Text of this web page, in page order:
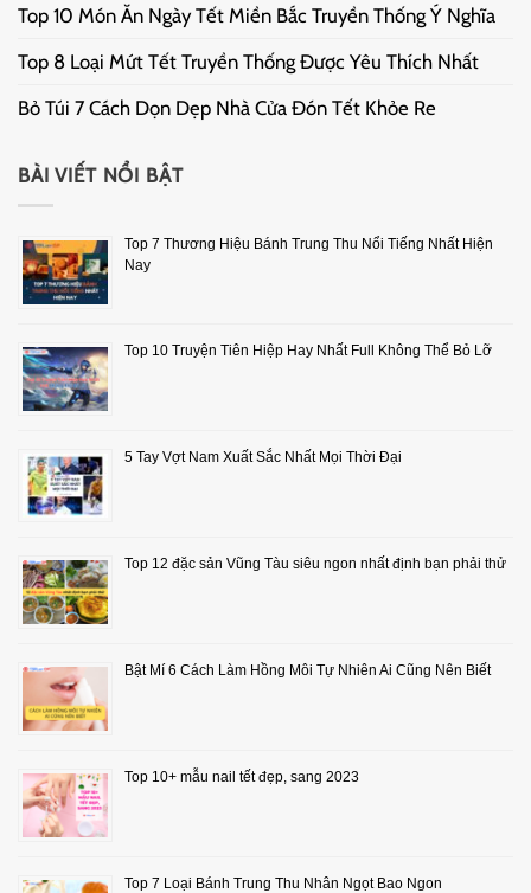
Top 10 Món Ăn Ngày Tết Miền Bắc Truyền Thống Ý Nghĩa
Top 8 Loại Mứt Tết Truyền Thống Được Yêu Thích Nhất
Bỏ Túi 7 Cách Dọn Dẹp Nhà Cửa Đón Tết Khỏe Re
BÀI VIẾT NỔI BẬT
Top 7 Thương Hiệu Bánh Trung Thu Nổi Tiếng Nhất Hiện
Nay
Top 10 Truyện Tiên Hiệp Hay Nhất Full Không Thể Bỏ Lỡ
5 Tay Vợt Nam Xuất Sắc Nhất Mọi Thời Đại
Top 12 đặc sản Vũng Tàu siêu ngon nhất định bạn phải thử
Bật Mí 6 Cách Làm Hồng Môi Tự Nhiên Ai Cũng Nên Biết
Top 10+ mẫu nail tết đẹp, sang 2023
Top 7 Loại Bánh Trung Thu Nhân Ngọt Bao Ngon